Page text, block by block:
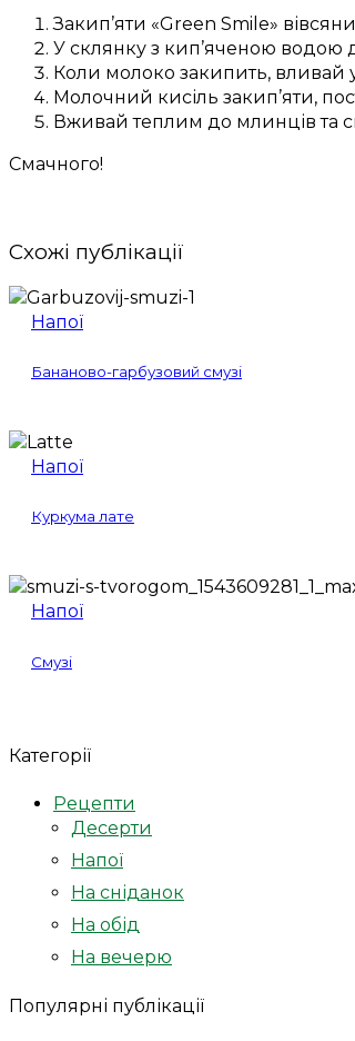
Закип’яти «Green Smile»
У склянку з кип’яченою
Коли молоко закипить, вливай
Молочний кисіль закип’яти,
Вживай теплим до млинців та
Смачного!
Схожі публікації
Напої
Бананово-гарбузовий смузі
Напої
Куркума лате
Напої
Смузі
Категорії
Рецепти
Десерти
Напої
На сніданок
На обід
На вечерю
Популярні публікації